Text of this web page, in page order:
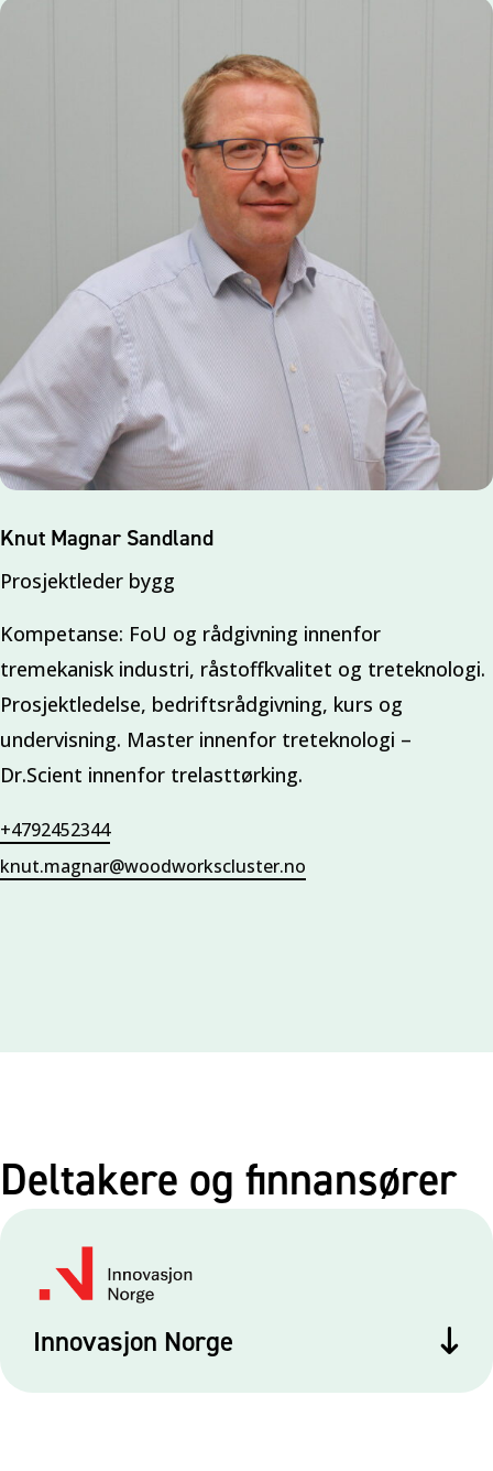
Knut Magnar Sandland
Prosjektleder bygg
Kompetanse: FoU og rådgivning innenfor
tremekanisk industri, råstoffkvalitet og treteknologi.
Prosjektledelse, bedriftsrådgivning, kurs og
undervisning. Master innenfor treteknologi –
Dr.Scient innenfor trelasttørking.
+4792452344
knut.magnar@woodworkscluster.no
Deltakere og finnansører
Innovasjon Norge